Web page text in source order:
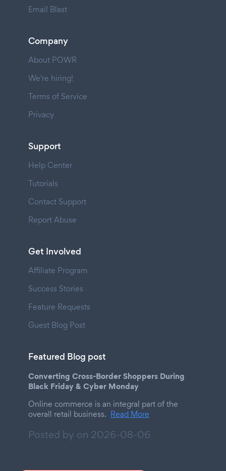
Email Blast
Company
About POWR
We're hiring!
Terms of Service
Privacy
Support
Help Center
Tutorials
Contact Support
Report Abuse
Get Involved
Affiliate Program
Success Stories
Feature Requests
Guest Blog Post
Featured Blog post
Converting Cross-Border Shoppers During
Black Friday & Cyber Monday
Online commerce is an integral part of the
overall retail business. Read More
Posted by on 2026-08-06